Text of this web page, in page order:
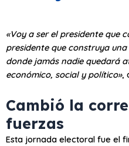
«Voy a ser el presidente que
presidente que construya
donde jamás nadie quedará
económico, social y político»,
Cambió la
fuerzas
Esta jornada electoral fue el